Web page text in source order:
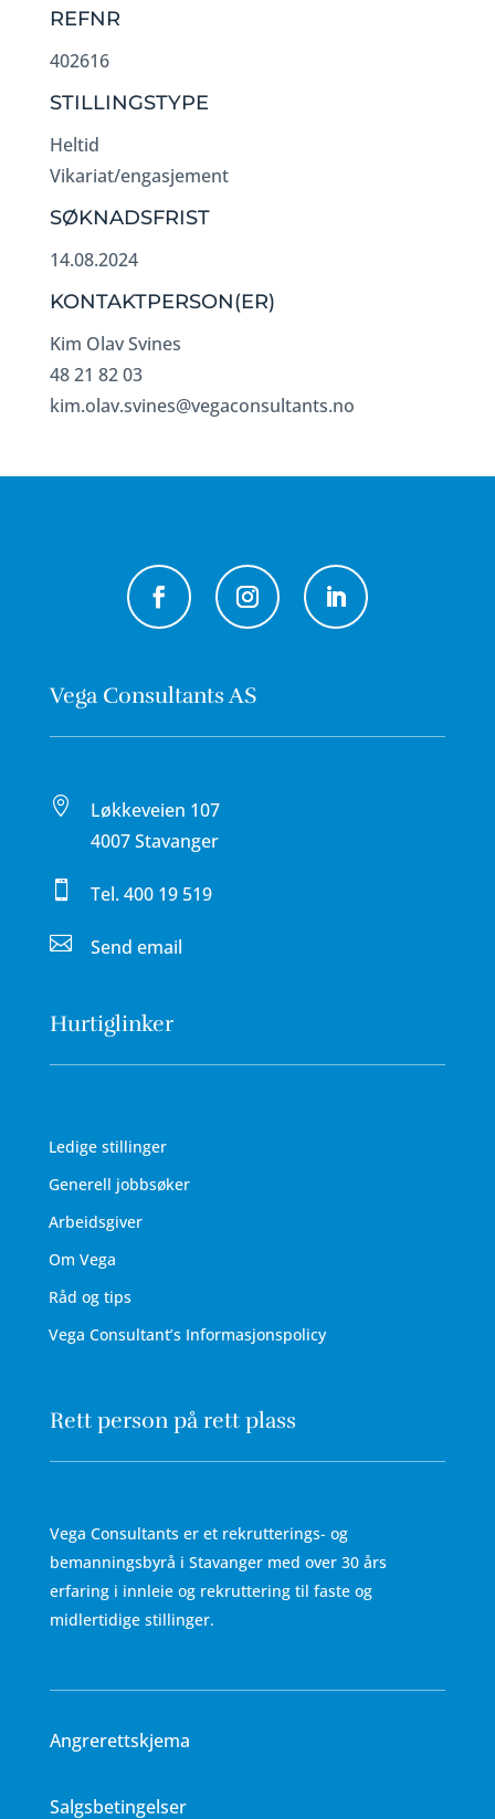
REFNR
402616
STILLINGSTYPE
Heltid
Vikariat/engasjement
SØKNADSFRIST
14.08.2024
KONTAKTPERSON(ER)
Kim Olav Svines
48 21 82 03
kim.olav.svines@vegaconsultants.no
Vega Consultants AS

Løkkeveien 107
4007 Stavanger
 Tel.400 19 519
 Send email
Hurtiglinker
Ledige stillinger
Generell jobbsøker
Arbeidsgiver
Om Vega
Råd og tips
Vega Consultant’s Informasjonspolicy
Rett person på rett plass
Vega Consultants er et rekrutterings- og
bemanningsbyrå i Stavanger med over 30 års
erfaring i innleie og rekruttering til faste og
midlertidige stillinger.
Angrerettskjema
Salgsbetingelser